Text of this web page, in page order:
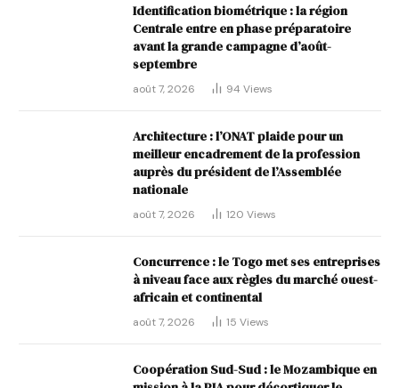
Identification biométrique : la région
Centrale entre en phase préparatoire
avant la grande campagne d’août-
septembre
août 7, 2026 94 Views
Architecture : l’ONAT plaide pour un
meilleur encadrement de la profession
auprès du président de l’Assemblée
nationale
août 7, 2026 120 Views
Concurrence : le Togo met ses entreprises
à niveau face aux règles du marché ouest-
africain et continental
août 7, 2026 15 Views
Coopération Sud-Sud : le Mozambique en